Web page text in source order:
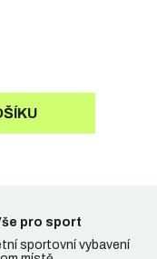
pro sport
sportovní vybavení